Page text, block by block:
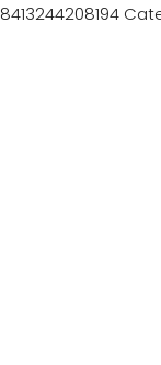
8413244208194